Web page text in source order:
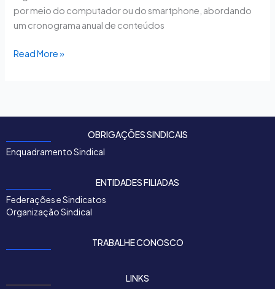
por meio do computador ou do smartphone, abordando
um cronograma anual de conteúdos
Read More »
OBRIGAÇÕES SINDICAIS
Enquadramento Sindical
ENTIDADES FILIADAS
Federações e Sindicatos
Organização Sindical
TRABALHE CONOSCO
LINKS